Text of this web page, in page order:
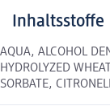
Inhaltsstoffe
AQUA, ALCOHOL
HYDROLYZED
SORBATE,